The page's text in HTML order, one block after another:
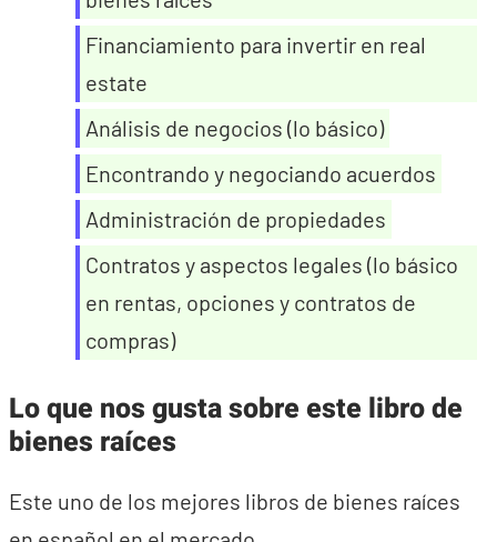
Financiamiento para invertir en real
estate
Análisis de negocios (lo básico)
Encontrando y negociando acuerdos
Administración de propiedades
Contratos y aspectos legales (lo básico
en rentas, opciones y contratos de
compras)
Lo que nos gusta sobre este libro de
bienes raíces
Este uno de los mejores libros de bienes raíces